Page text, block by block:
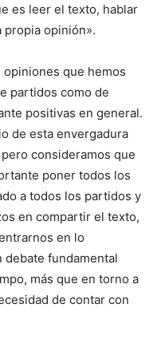
es leer el texto, hablar
opinión».
opiniones que hemos
partidos como de
positivas en general.
de esta envergadura
consideramos que
poner todos los
a todos los partidos y
en compartir el texto,
en lo
debate fundamental
más que en torno a
de contar con